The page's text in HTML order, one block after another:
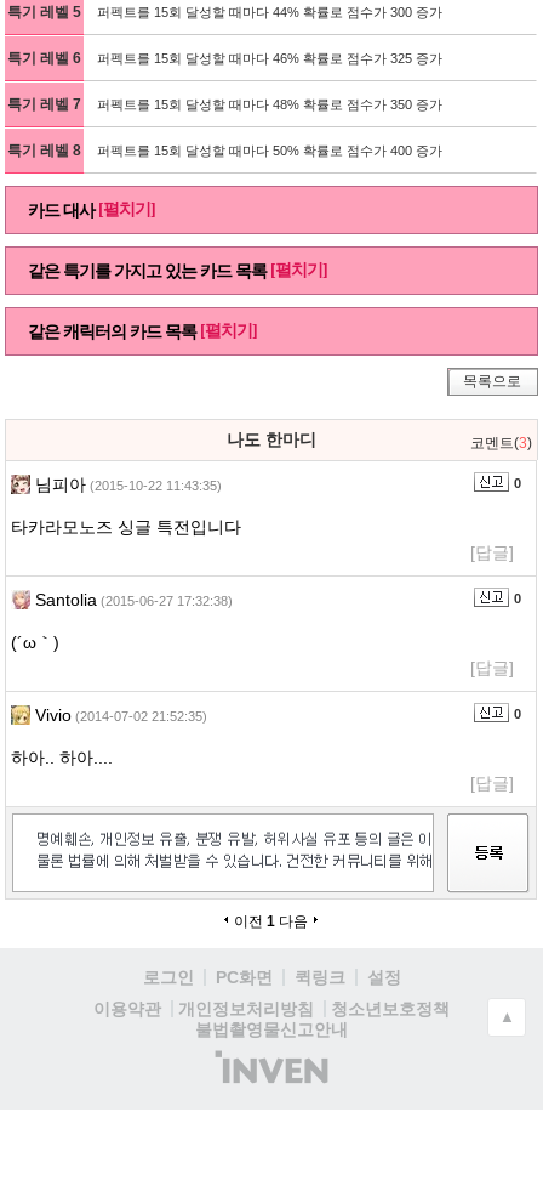
특기 레벨 5 퍼펙트를 15회 달성할 때마다 44% 확률로 점수가 300 증가
특기 레벨 6 퍼펙트를 15회 달성할 때마다 46% 확률로 점수가 325 증가
특기 레벨 7 퍼펙트를 15회 달성할 때마다 48% 확률로 점수가 350 증가
특기 레벨 8 퍼펙트를 15회 달성할 때마다 50% 확률로 점수가 400 증가
카드 대사 [펼치기]
같은 특기를 가지고 있는 카드 목록 [펼치기]
같은 캐릭터의 카드 목록 [펼치기]
목록으로
나도 한마디 코멘트(3)
님피아 (2015-10-22 11:43:35) 0
타카라모노즈 싱글 특전입니다
[답글]
Santolia (2015-06-27 17:32:38) 0
(´ω｀)
[답글]
Vivio (2014-07-02 21:52:35) 0
하아.. 하아....
[답글]
이전 1 다음
로그인 PC화면 퀵링크
설정
이용약관
개인정보처리방침
청소년보호정책
불법촬영물신고안내
(주)
인
▲